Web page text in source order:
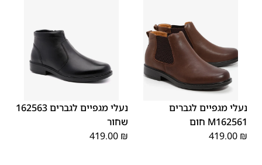
40
41
42
43
נעלי מגפיים לגברים
M162561 חום
419.00 ₪
נעלי מגפיים לגברים 162563
שחור
419.00 ₪